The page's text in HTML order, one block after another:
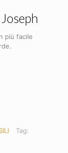
più facile
Tag: